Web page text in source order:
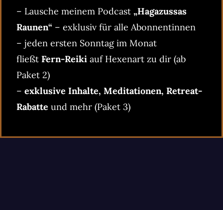
– Lausche meinem Podcast „Hagazussas
Raunen“ – exklusiv für alle Abonnentinnen
– jeden ersten Sonntag im Monat
fließt Fern-Reiki auf Hexenart zu dir (ab
Paket 2)
– exklusive Inhalte, Meditationen, Retreat-
Rabatte und mehr (Paket 3)